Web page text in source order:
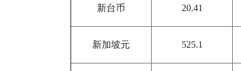
新台币 20.41
新加坡元 525.1